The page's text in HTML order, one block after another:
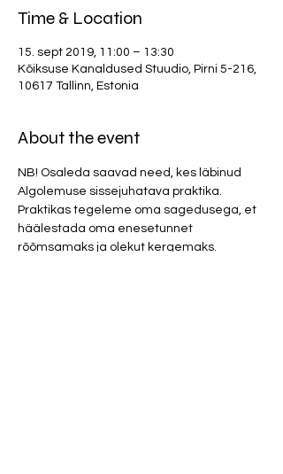
Time & Location
15. sept 2019, 11:00 – 13:30
Kõiksuse Kanaldused Stuudio, Pirni 5-216,
10617 Tallinn, Estonia
About the event
NB! Osaleda saavad need, kes läbinud
Algolemuse sissejuhatava praktika.
Praktikas tegeleme oma sagedusega, et
häälestada oma enesetunnet
rõõmsamaks ja olekut kergemaks.